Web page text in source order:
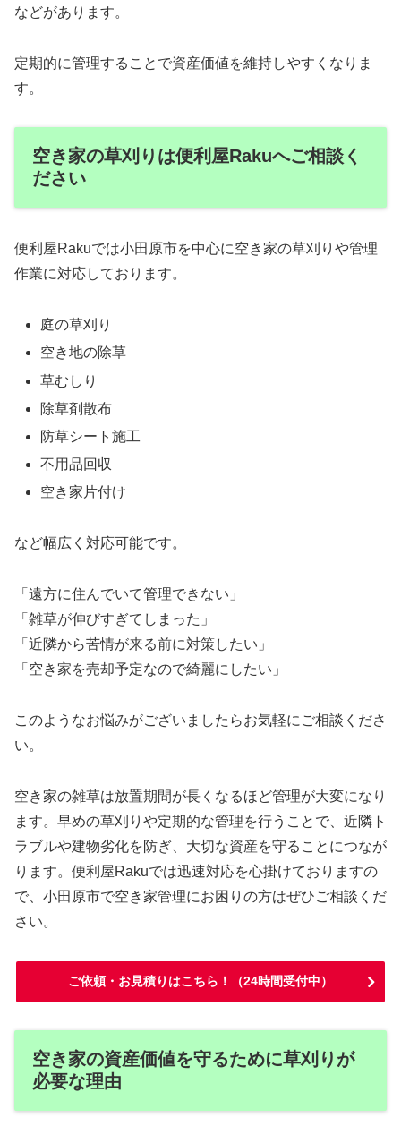
などがあります。
定期的に管理することで資産価値を維持しやすくなりま
す。
空き家の草刈りは便利屋Rakuへご相談く
ださい
便利屋Rakuでは小田原市を中心に空き家の草刈りや管理
作業に対応しております。
庭の草刈り
空き地の除草
草むしり
除草剤散布
防草シート施工
不用品回収
空き家片付け
など幅広く対応可能です。
「遠方に住んでいて管理できない」
「雑草が伸びすぎてしまった」
「近隣から苦情が来る前に対策したい」
「空き家を売却予定なので綺麗にしたい」
このようなお悩みがございましたらお気軽にご相談くださ
い。
空き家の雑草は放置期間が長くなるほど管理が大変になり
ます。早めの草刈りや定期的な管理を行うことで、近隣ト
ラブルや建物劣化を防ぎ、大切な資産を守ることにつなが
ります。便利屋Rakuでは迅速対応を心掛けておりますの
で、小田原市で空き家管理にお困りの方はぜひご相談くだ
さい。
ご依頼・お見積りはこちら！（24時間受付中）
空き家の資産価値を守るために草刈りが
必要な理由